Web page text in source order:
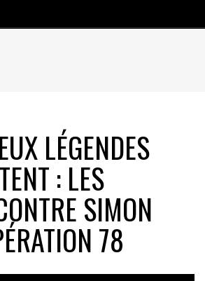
LÉGENDES
: LES
SIMON
78